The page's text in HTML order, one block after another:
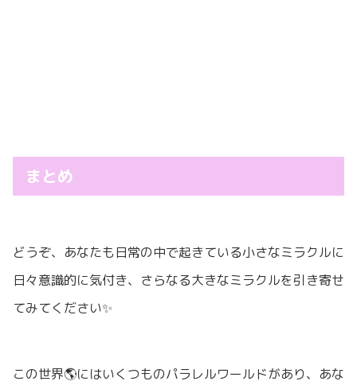
まとめ
どうぞ、あなたも日常の中で起きている小さなミラクルに
日々意識的に気付き、さらなる大きなミラクルを引き寄せ
てみてください✨
この世界🌎にはいくつものパラレルワールドがあり、あな